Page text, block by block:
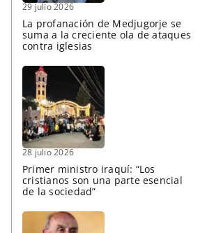
29 julio 2026
La profanación de Medjugorje se
suma a la creciente ola de ataques
contra iglesias
28 julio 2026
Primer ministro iraquí: “Los
cristianos son una parte esencial
de la sociedad”